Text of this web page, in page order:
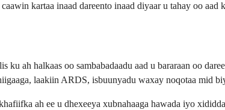
kartaa inaad dareento inaad diyaar u tahay oo aad
ku ah halkaas oo sambabadaadu aad u bararaan oo
laakiin ARDS, isbuunyadu waxay noqotaa mid
ah ee u dhexeeya xubnahaaga hawada iyo